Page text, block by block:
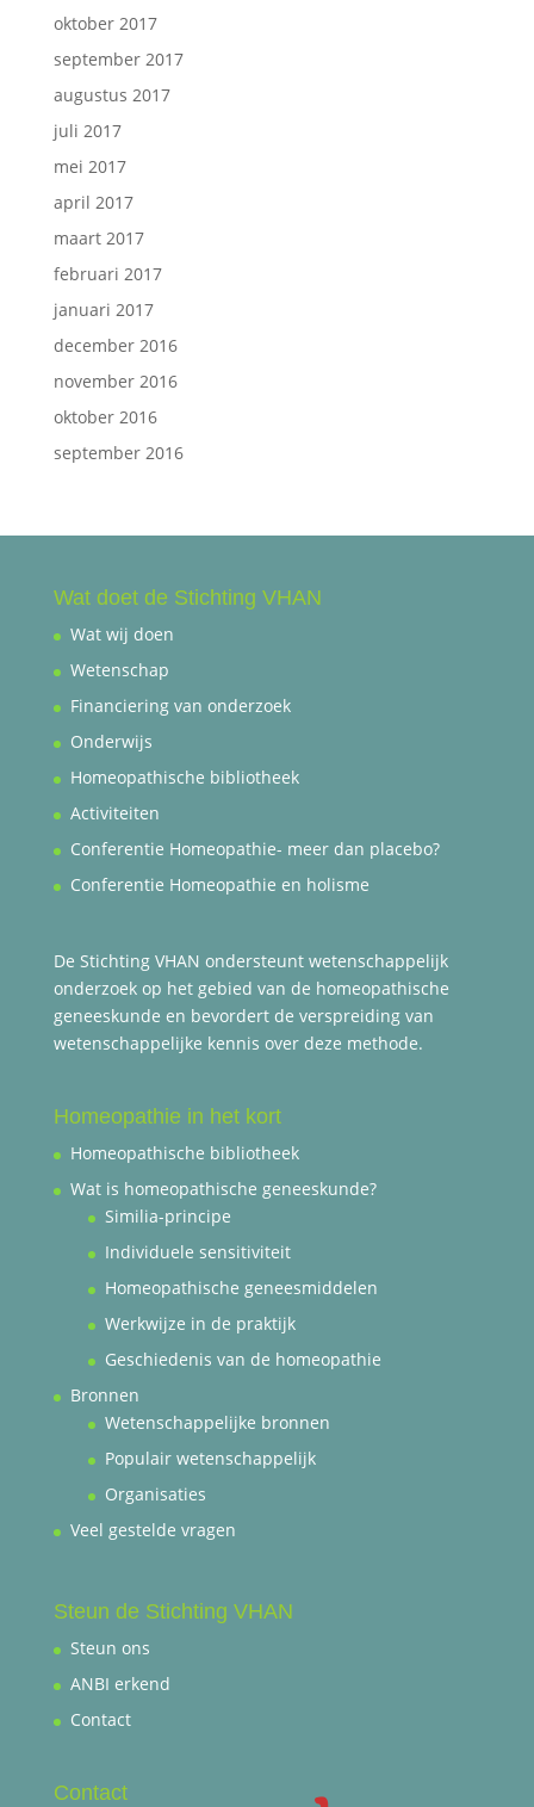
oktober 2017
september 2017
augustus 2017
juli 2017
mei 2017
april 2017
maart 2017
februari 2017
januari 2017
december 2016
november 2016
oktober 2016
september 2016
Wat doet de Stichting VHAN
Wat wij doen
Wetenschap
Financiering van onderzoek
Onderwijs
Homeopathische bibliotheek
Activiteiten
Conferentie Homeopathie- meer dan placebo?
Conferentie Homeopathie en holisme
De Stichting VHAN ondersteunt wetenschappelijk
onderzoek op het gebied van de homeopathische
geneeskunde en bevordert de verspreiding van
wetenschappelijke kennis over deze methode.
Homeopathie in het kort
Homeopathische bibliotheek
Wat is homeopathische geneeskunde?
Similia-principe
Individuele sensitiviteit
Homeopathische geneesmiddelen
Werkwijze in de praktijk
Geschiedenis van de homeopathie
Bronnen
Wetenschappelijke bronnen
Populair wetenschappelijk
Organisaties
Veel gestelde vragen
Steun de Stichting VHAN
Steun ons
ANBI erkend
Contact
Contact